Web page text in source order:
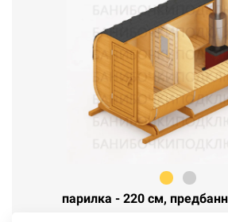
парилка - 220 см,